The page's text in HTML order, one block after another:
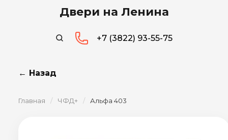
Двери на Ленина
+7 (3822) 93-55-75
← Назад
Главная / ЧФД+ / Альфа 403